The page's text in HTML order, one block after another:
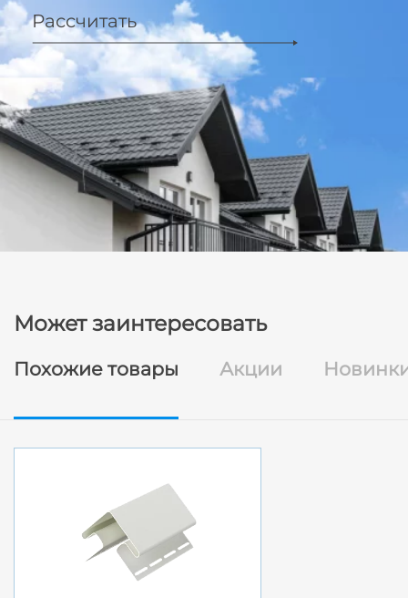
Рассчитать
Может заинтересовать
Похожие товары Акции